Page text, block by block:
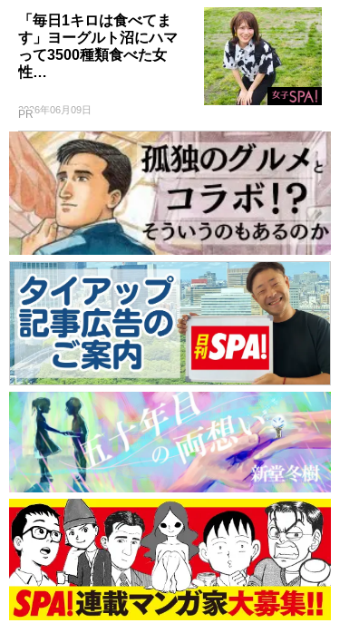
「毎日1キロは食べてま
す」ヨーグルト沼にハマ
って3500種類食べた女
性…
2026年06月09日
PR